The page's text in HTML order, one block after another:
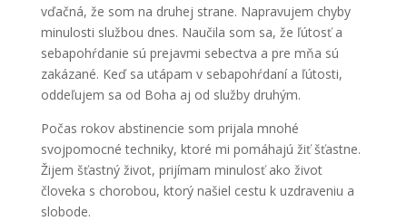
vďačná, že som na druhej strane. Napravujem chyby
minulosti službou dnes. Naučila som sa, že ľútosť a
sebapohŕdanie sú prejavmi sebectva a pre mňa sú
zakázané. Keď sa utápam v sebapohŕdaní a ľútosti,
oddeľujem sa od Boha aj od služby druhým.
Počas rokov abstinencie som prijala mnohé
svojpomocné techniky, ktoré mi pomáhajú žiť šťastne.
Žijem šťastný život, prijímam minulosť ako život
človeka s chorobou, ktorý našiel cestu k uzdraveniu a
slobode.